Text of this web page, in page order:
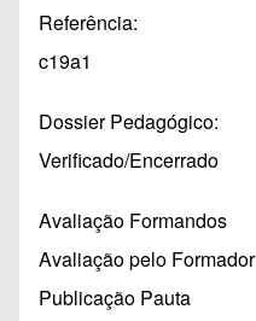
Referência
c19a1
Dossier Pedagógico
Verificado/Encerrado
Avaliação Formandos
Avaliação pelo Formador
Publicação Pauta